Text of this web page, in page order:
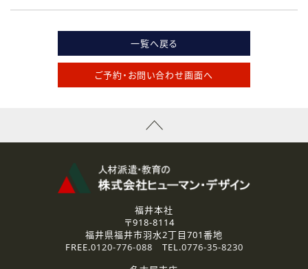
一覧へ戻る
ご予約・お問い合わせ画面へ
福井本社
〒918-8114
福井県福井市羽水2丁目701番地
FREE.0120-776-088 TEL.0776-35-8230